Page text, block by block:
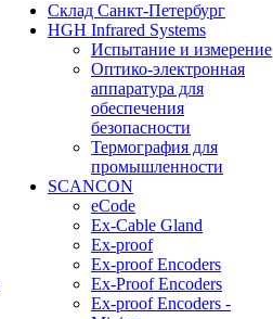
Cклад Санкт-Петербург
HGH Infrared Systems
Испытание и измерение
Оптико-электронная
аппаратура для
обеспечения
безопасности
Термография для
промышленности
SCANCON
eCode
Ex-Cable Gland
Ex-proof
Ex-proof Encoders
Ex-Proof Encoders
Ex-proof Encoders -